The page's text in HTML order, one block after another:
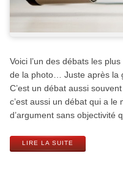
Voici l’un des débats les
de la photo… Juste après la
C’est un débat aussi
c’est aussi un débat qui a le
d’argument sans objectivité
LIRE LA SUITE